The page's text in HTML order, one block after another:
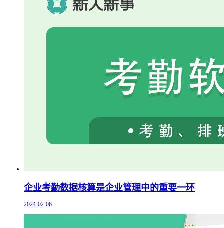
企业考勤数据核算是企业管理中的重要一环
2024-02-06